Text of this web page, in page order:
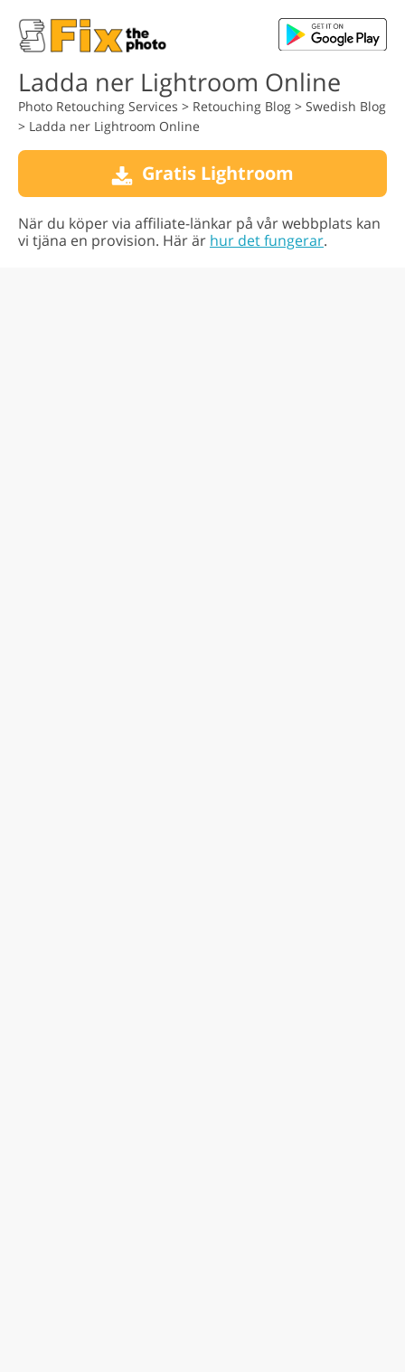
Ladda ner Lightroom Online
Photo Retouching Services > Retouching Blog > Swedish Blog
> Ladda ner Lightroom Online
Gratis Lightroom
När du köper via affiliate-länkar på vår webbplats kan
vi tjäna en provision. Här är hur det fungerar.